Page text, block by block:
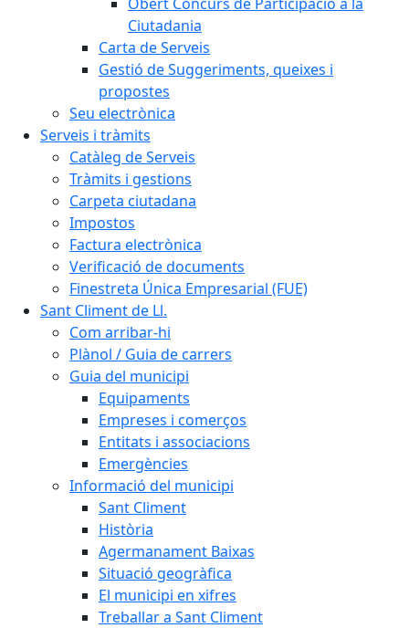
Ciutadania
Carta de Serveis
Gestió de Suggeriments, queixes i
propostes
Seu electrònica
Serveis i tràmits
Catàleg de Serveis
Tràmits i gestions
Carpeta ciutadana
Impostos
Factura electrònica
Verificació de documents
Finestreta Única Empresarial (FUE)
Sant Climent de Ll.
Com arribar-hi
Plànol / Guia de carrers
Guia del municipi
Equipaments
Empreses i comerços
Entitats i associacions
Emergències
Informació del municipi
Sant Climent
Història
Agermanament Baixas
Situació geogràfica
El municipi en xifres
Treballar a Sant Climent